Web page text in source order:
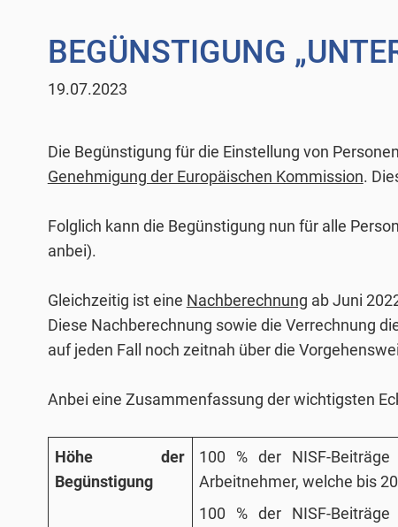
BEGÜNSTIGUNG
19.07.2023
Die Begünstigung für die Einstellung von
Genehmigung der Europäischen Kommission.
Folglich kann die Begünstigung nun für alle
anbei).
Gleichzeitig ist eine Nachberechnung ab Juni
Diese Nachberechnung sowie die Verrechnung
auf jeden Fall noch zeitnah über die
Anbei eine Zusammenfassung der wichtigsten
Höhe der
Begünstigung
100 % der NISF-
Arbeitnehmer, welche bis
100 % der NISF-